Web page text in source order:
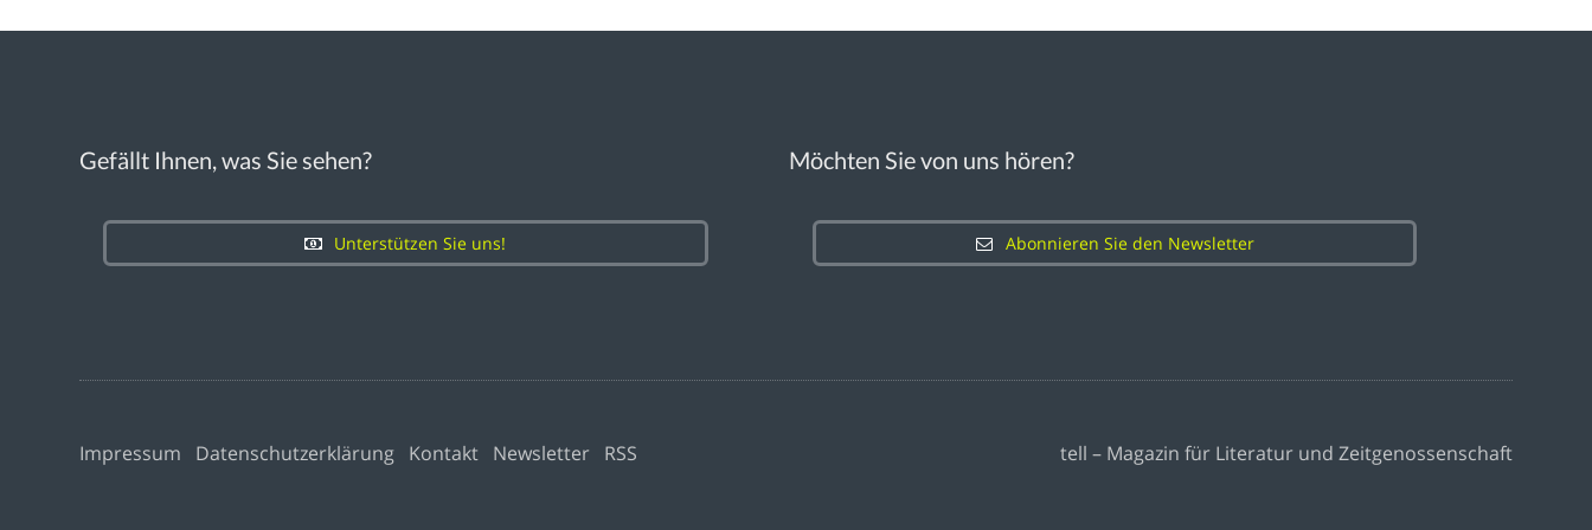
Gefällt Ihnen, was Sie sehen?
Unterstützen Sie uns!
Möchten Sie von uns hören?
Abonnieren Sie den Newsletter
Impressum Datenschutzerklärung Kontakt Newsletter RSS tell – Magazin für Literatur und Zeitgenossenschaft